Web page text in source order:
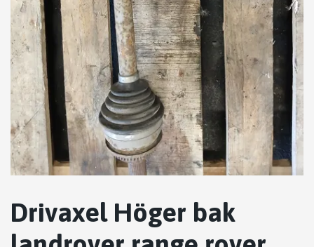
Drivaxel Höger bak